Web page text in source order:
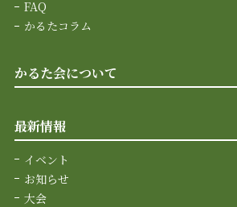
FAQ
かるたコラム
かるた会について
最新情報
イベント
お知らせ
大会